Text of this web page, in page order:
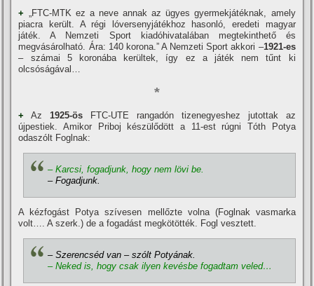
+ „FTC-MTK ez a neve annak az ügyes gyermekjátéknak, amely
piacra került. A régi lóversenyjátékhoz hasonló, eredeti magyar
játék. A Nemzeti Sport kiadóhivatalában megtekinthető és
megvásárolható. Ára: 140 korona.” A Nemzeti Sport akkori –1921-es
– számai 5 koronába kerültek, í­gy ez a játék nem tűnt ki
olcsóságával…
*
+ Az1925-ös FTC-UTE rangadón tizenegyeshez jutottak az
újpestiek. Amikor Priboj készülődött a 11-est rúgni Tóth Potya
odaszólt Foglnak:
– Karcsi, fogadjunk, hogy nem lövi be.
– Fogadjunk.
A kézfogást Potya szí­vesen mellőzte volna (Foglnak vasmarka
volt…. A szerk.) de a fogadást megkötötték. Fogl vesztett.
–Szerencséd van – szólt Potyának.
– Neked is, hogy csak ilyen kevésbe fogadtam veled…